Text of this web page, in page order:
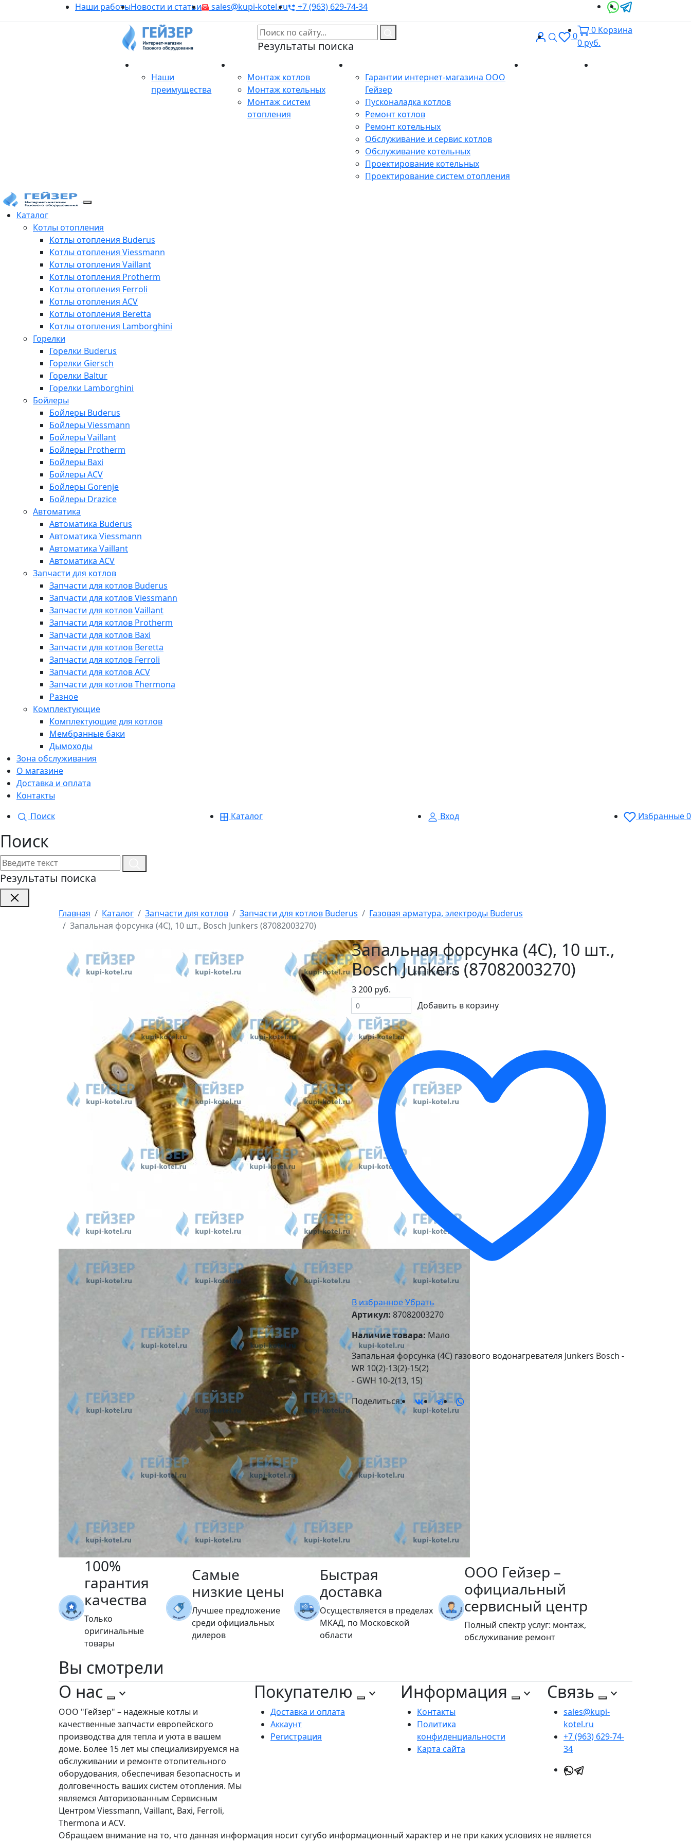
Наши работыНовости и статьи sales@kupi-kotel.ru +7 (963) 629-74-34
Результаты поиска
ВходПоиск
0
0 Корзина
0 руб.
Наши
преимущества
Монтаж котлов
Монтаж котельных
Монтаж систем
отопления
Гарантии интернет-магазина ООО
Гейзер
Пусконаладка котлов
Ремонт котлов
Ремонт котельных
Обслуживание и сервис котлов
Обслуживание котельных
Проектирование котельных
Проектирование систем отопления
Каталог
Котлы отопления
Котлы отопления Buderus
Котлы отопления Viessmann
Котлы отопления Vaillant
Котлы отопления Protherm
Котлы отопления Ferroli
Котлы отопления ACV
Котлы отопления Beretta
Котлы отопления Lamborghini
Горелки
Горелки Buderus
Горелки Giersch
Горелки Baltur
Горелки Lamborghini
Бойлеры
Бойлеры Buderus
Бойлеры Viessmann
Бойлеры Vaillant
Бойлеры Protherm
Бойлеры Baxi
Бойлеры ACV
Бойлеры Gorenje
Бойлеры Drazice
Автоматика
Автоматика Buderus
Автоматика Viessmann
Автоматика Vaillant
Автоматика ACV
Запчасти для котлов
Запчасти для котлов Buderus
Запчасти для котлов Viessmann
Запчасти для котлов Vaillant
Запчасти для котлов Protherm
Запчасти для котлов Baxi
Запчасти для котлов Beretta
Запчасти для котлов Ferroli
Запчасти для котлов ACV
Запчасти для котлов Thermona
Разное
Комплектующие
Комплектующие для котлов
Мембранные баки
Дымоходы
Зона обслуживания
О магазине
Доставка и оплата
Контакты
Поиск
Каталог Вход Избранные0
Поиск
Результаты поиска
Главная Каталог Запчасти для котлов Запчасти для котлов Buderus
Газовая арматура, электроды Buderus
Запальная форсунка (4С), 10 шт., Bosch Junkers (87082003270)
Запальная форсунка (4С), 10 шт.,
Bosch Junkers (87082003270)
3 200 руб.
Добавить в корзину
В избранноеУбрать
Артикул: 87082003270
Наличие товара: Мало
Запальная форсунка (4С) газового водонагревателя Junkers Bosch -
WR 10(2)-13(2)-15(2)
- GWH 10-2(13, 15)
Поделиться:
100%
гарантия
качества
Только
оригинальные
товары
Самые
низкие цены
Лучшее предложение
среди официальных
дилеров
Быстрая
доставка
Осуществляется в пределах
МКАД, по Московской
области
ООО Гейзер –
официальный
сервисный центр
Полный спектр услуг: монтаж,
обслуживание ремонт
Вы смотрели
О нас
ООО "Гейзер" – надежные котлы и
качественные запчасти европейского
производства для тепла и уюта в вашем
доме. Более 15 лет мы специализируемся на
обслуживании и ремонте отопительного
оборудования, обеспечивая безопасность и
долговечность ваших систем отопления. Мы
являемся Авторизованным Сервисным
Центром Viessmann, Vaillant, Baxi, Ferroli,
Thermona и ACV.
Покупателю
Доставка и оплата
Аккаунт
Регистрация
Информация
Контакты
Политика
конфиденциальности
Карта сайта
Связь
sales@kupi-
kotel.ru
+7 (963) 629-74-
34
Обращаем внимание на то, что данная информация носит сугубо информационный характер и не при каких условиях не является